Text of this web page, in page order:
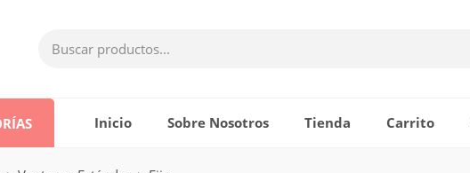
Inicio Sobre Nosotros Tienda Carrito